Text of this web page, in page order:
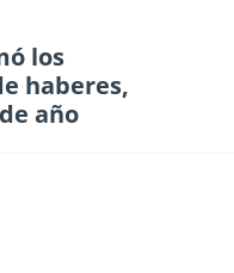
los
haberes,
año